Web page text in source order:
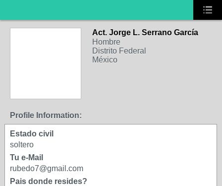
Act. Jorge L. Serrano García
Hombre
Distrito Federal
México
Profile Information:
Estado civil
soltero
Tu e-Mail
rubedo7@gmail.com
Pais donde resides?